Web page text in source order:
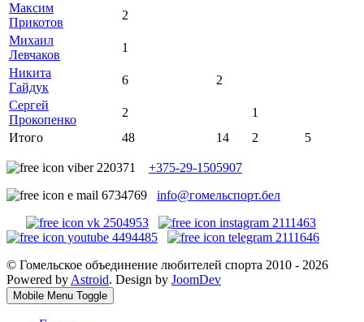
Максим
Прикотов
2
Михаил
Левчаков
1
Никита
Гайдук
6
2
Сергей
Прокопенко
2
1
Итого
48 14 2 5
+375-29-1505907
info@гомельспорт.бел
© Гомельское объединение любителей спорта 2010 - 2026
Powered by Astroid. Design by JoomDev
Mobile Menu Toggle